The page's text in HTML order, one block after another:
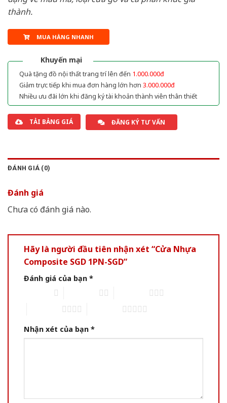
thành.
MUA HÀNG NHANH
Khuyến mại
Quà tặng đồ nội thất trang trí lên đến 1.000.000đ
Giảm trực tiếp khi mua đơn hàng lớn hơn 3.000.000đ
Nhiều ưu đãi lớn khi đăng ký tài khoản thành viên thân thiết
TẢI BẢNG GIÁ ĐĂNG KÝ TƯ VẤN
ĐÁNH GIÁ (0)
Đánh giá
Chưa có đánh giá nào.
Hãy là người đầu tiên nhận xét “Cửa Nhựa
Composite SGD 1PN-SGD”
Đánh giá của bạn *
Nhận xét của bạn *